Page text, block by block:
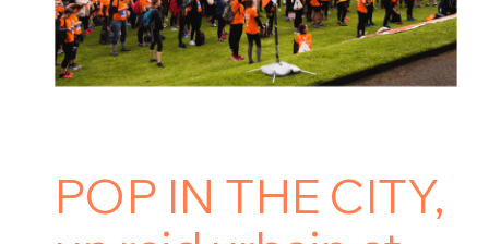
POP IN THE CITY,